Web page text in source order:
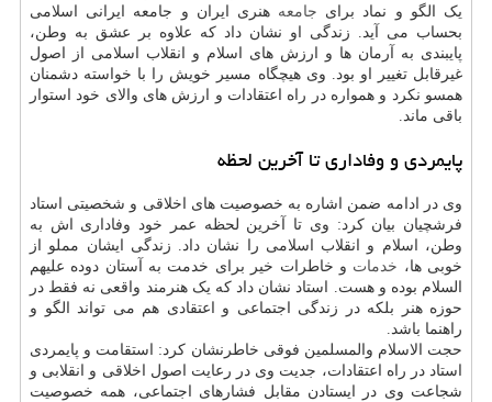
یک الگو و نماد برای جامعه هنری ایران و جامعه ایرانی اسلامی
بحساب می آید. زندگی او نشان داد که علاوه بر عشق به وطن،
پایبندی به آرمان ها و ارزش های اسلام و انقلاب اسلامی از اصول
غیرقابل تغییر او بود. وی هیچگاه مسیر خویش را با خواسته دشمنان
همسو نکرد و همواره در راه اعتقادات و ارزش های والای خود استوار
باقی ماند.
پایمردی و وفاداری تا آخرین لحظه
وی در ادامه ضمن اشاره به خصوصیت های اخلاقی و شخصیتی استاد
فرشچیان بیان کرد: وی تا آخرین لحظه عمر خود وفاداری اش به
وطن، اسلام و انقلاب اسلامی را نشان داد. زندگی ایشان مملو از
خوبی ها، خدمات و خاطرات خیر برای خدمت به آستان دوده علیهم
السلام بوده و هست. استاد نشان داد که یک هنرمند واقعی نه فقط در
حوزه هنر بلکه در زندگی اجتماعی و اعتقادی هم می تواند الگو و
راهنما باشد.
حجت الاسلام والمسلمین فوقی خاطرنشان کرد: استقامت و پایمردی
استاد در راه اعتقادات، جدیت وی در رعایت اصول اخلاقی و انقلابی و
شجاعت وی در ایستادن مقابل فشارهای اجتماعی، همه خصوصیت